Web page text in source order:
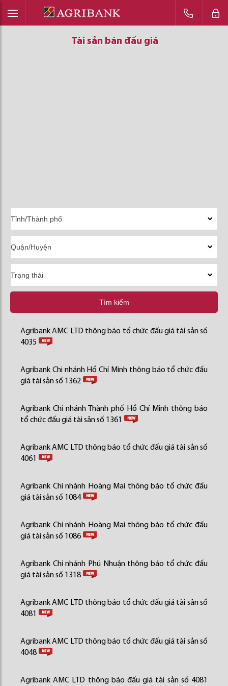
Tài sản bán đấu giá
Tài sản bán đấu giá
Tài sản bán đấu giá
Tìm kiếm
Agribank AMC LTD thông báo tổ chức đấu giá tài sản số
4035
Agribank Chi nhánh Hồ Chí Minh thông báo tổ chức đấu
giá tài sản số 1362
Agribank Chi nhánh Thành phố Hồ Chí Minh thông báo
tổ chức đấu giá tài sản số 1361
Agribank AMC LTD thông báo tổ chức đấu giá tài sản số
4061
Agribank Chi nhánh Hoàng Mai thông báo tổ chức đấu
giá tài sản số 1084
Agribank Chi nhánh Hoàng Mai thông báo tổ chức đấu
giá tài sản số 1086
Agribank Chi nhánh Phú Nhuận thông báo tổ chức đấu
giá tài sản số 1318
Agribank AMC LTD thông báo tổ chức đấu giá tài sản số
4081
Agribank AMC LTD thông báo tổ chức đấu giá tài sản số
4048
Agribank AMC LTD thông báo đấu giá tài sản số 4081